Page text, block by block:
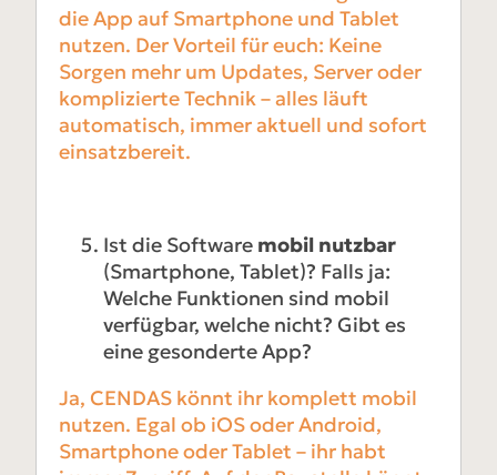
die App auf Smartphone und Tablet
nutzen. Der Vorteil für euch: Keine
Sorgen mehr um Updates, Server oder
komplizierte Technik – alles läuft
automatisch, immer aktuell und sofort
einsatzbereit.
Ist die Software mobil nutzbar
(Smartphone, Tablet)? Falls ja:
Welche Funktionen sind mobil
verfügbar, welche nicht? Gibt es
eine gesonderte App?
Ja, CENDAS könnt ihr komplett mobil
nutzen. Egal ob iOS oder Android,
Smartphone oder Tablet – ihr habt